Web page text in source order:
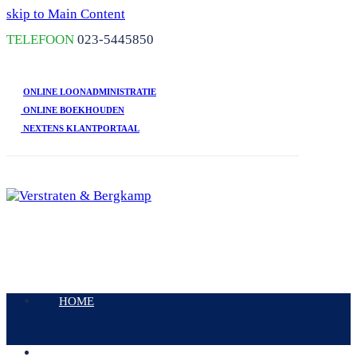
skip to Main Content
TELEFOON 023-5445850
ONLINE LOONADMINISTRATIE
ONLINE BOEKHOUDEN
NEXTENS KLANTPORTAAL
Mobile
HOME